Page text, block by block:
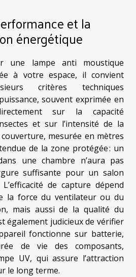
et la
énergétique
une lampe anti moustique
à votre espace, il convient
critères techniques
souvent exprimée en
sur la capacité
et sur l’intensité de la
mesurée en mètres
de la zone protégée : un
une chambre n’aura pas
suffisante pour un salon
de capture dépend
la force du ventilateur ou du
mais aussi de la qualité du
également judicieux de vérifier
fonctionne sur batterie,
de vie des composants,
UV, qui assure l’attraction
le long terme.